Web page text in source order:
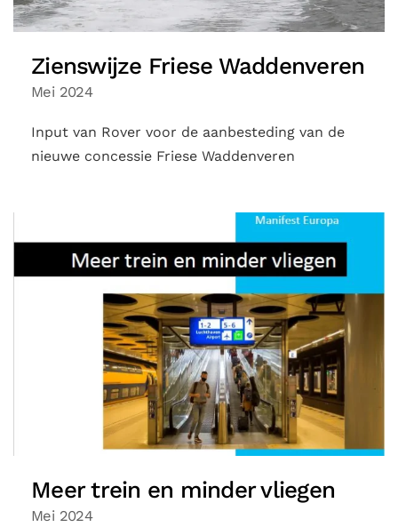
Zienswijze Friese Waddenveren
Mei 2024
Input van Rover voor de aanbesteding van de
nieuwe concessie Friese Waddenveren
Meer trein en minder vliegen
Mei 2024